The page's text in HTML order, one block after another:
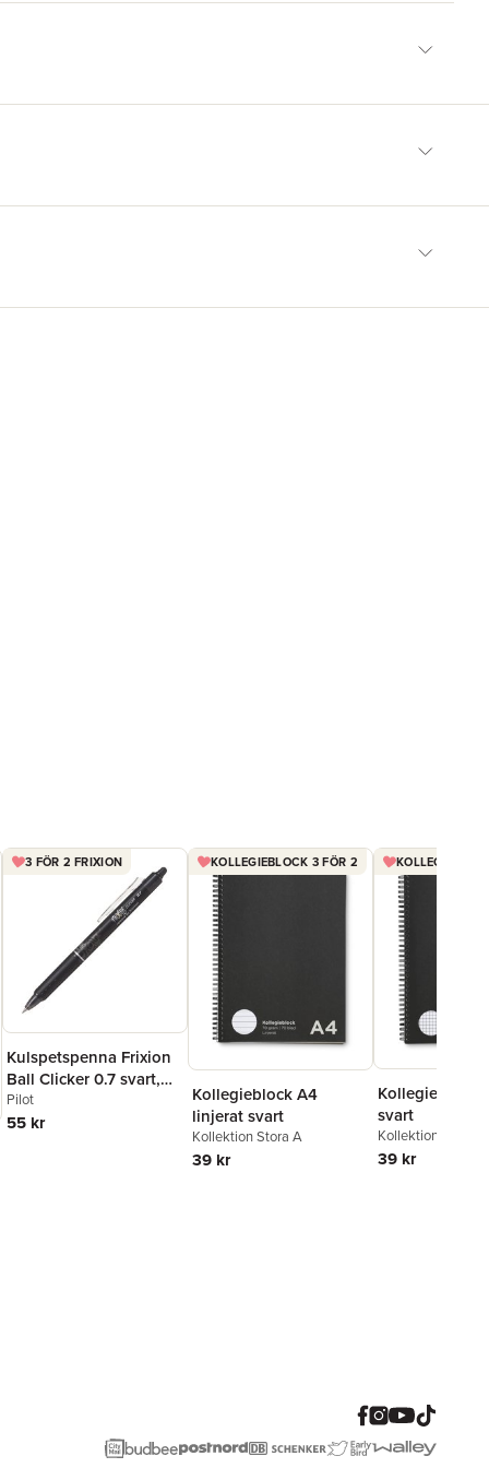
3 FÖR 2 FRIXION
Kulspetspenna Frixion
Ball Clicker 0.7 svart,
raderbar
Pilot
55 kr
KOLLEGIEBLOCK 3 FÖR 2
Kollegieblock A4
linjerat svart
Kollektion Stora A
39 kr
Kollegieblock
svart
Kollektion Stora A
39 kr